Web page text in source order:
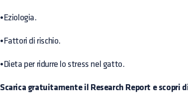
• Eziologia.
• Fattori di rischio.
• Dieta per ridurre lo stress nel gatto.
Scarica gratuitamente il Research Report e scopri